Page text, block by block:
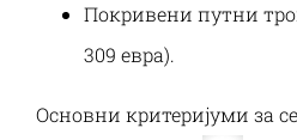
Покривени путни
309 евра).
Основни критеријуми за